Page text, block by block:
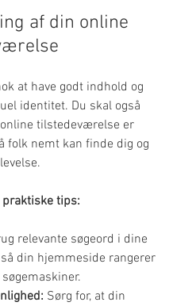
af din online
at have godt indhold og
identitet. Du skal også
tilstedeværelse er
folk nemt kan finde dig og
praktiske tips:
relevante søgeord i dine
din hjemmeside rangerer
Sørg for, at din